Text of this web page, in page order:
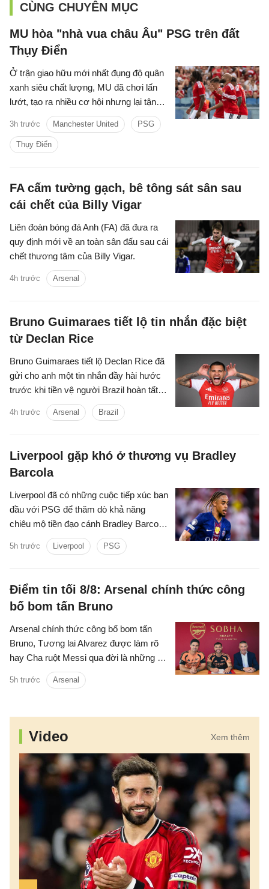
CÙNG CHUYÊN MỤC
MU hòa "nhà vua châu Âu" PSG trên đất
Thụy Điển
Ở trận giao hữu mới nhất đụng độ quân
xanh siêu chất lượng, MU đã chơi lấn
lướt, tạo ra nhiều cơ hội nhưng lại tận
dụng không tốt nên đành chấp nhận kết
3h trước Manchester United PSG
Thụy Điển
FA cấm tường gạch, bê tông sát sân sau
cái chết của Billy Vigar
Liên đoàn bóng đá Anh (FA) đã đưa ra
quy định mới về an toàn sân đấu sau cái
chết thương tâm của Billy Vigar.
4h trước Arsenal
Bruno Guimaraes tiết lộ tin nhắn đặc biệt
từ Declan Rice
Bruno Guimaraes tiết lộ Declan Rice đã
gửi cho anh một tin nhắn đầy hài hước
trước khi tiền vệ người Brazil hoàn tất
vụ chuyển nhượng trị giá 75 triệu bảng
tới Arsenal.
4h trước Arsenal Brazil
Liverpool gặp khó ở thương vụ Bradley
Barcola
Liverpool đã có những cuộc tiếp xúc ban
đầu với PSG để thăm dò khả năng
chiêu mộ tiền đạo cánh Bradley Barcola.
Tuy nhiên, khoảng cách về mức định giá
giữa hai CLB đang là trở ngại lớn đối với
5h trước Liverpool PSG
Điểm tin tối 8/8: Arsenal chính thức công
bố bom tấn Bruno
Arsenal chính thức công bố bom tấn
Bruno, Tương lai Alvarez được làm rõ
hay Cha ruột Messi qua đời là những tin
chính có trong điểm tin tối 8/8/2026.
5h trước Arsenal
Video Xem thêm